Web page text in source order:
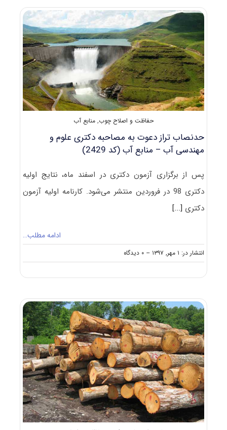
۹۸
حفاظت
و
اصلاح
چوب
کد
۲۴۱۷
حفاظت و اصلاح چوب, منابع آب
حدنصاب تراز دعوت به مصاحبه دکتری علوم و
مهندسی آب – منابع آب (کد 2429)
پس از برگزاری آزمون دکتری در اسفند ماه، نتایج اولیه
دکتری 98 در فروردین منتشر می‌شود. کارنامه اولیه آزمون
دکتری [...]
ادامه مطلب…
انتشار در: ۱ مهر, ۱۳۹۷ -- ۰ دیدگاه
on
حدنصاب
دعوت
مصاحبه
دکتری
علوم
و
مهندسی
آب
–
منابع
آب
(کد
۲۴۲۹)